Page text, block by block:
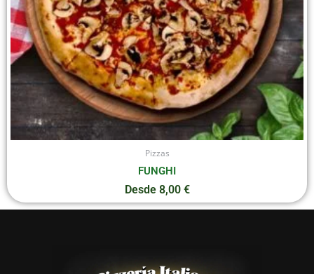
Pizzas
FUNGHI
Desde 8,00 €
en
la
página
de
producto